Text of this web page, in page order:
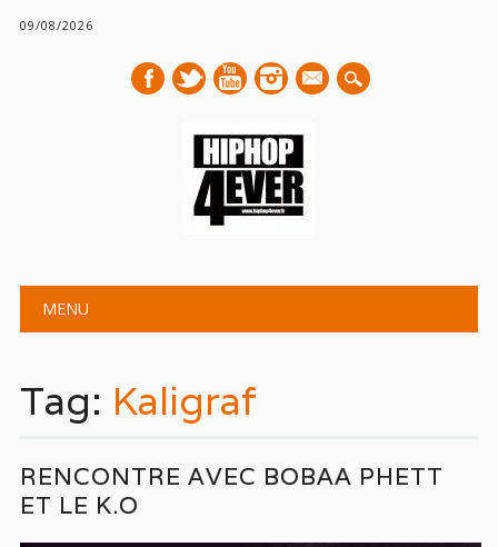
09/08/2026
mail
Main menu
MENU
Tag: Kaligraf
RENCONTRE AVEC BOBAA PHETT
ET LE K.O